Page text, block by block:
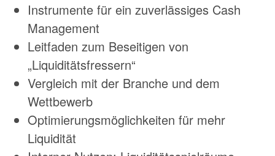
Instrumente für ein zuverlässiges Cash
Management
Leitfaden zum Beseitigen von
„Liquiditätsfressern“
Vergleich mit der Branche und dem
Wettbewerb
Optimierungsmöglichkeiten für mehr
Liquidität